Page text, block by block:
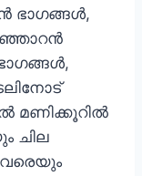
ഭാഗങ്ങൾ,
മണിക്കൂറിൽ
ചില
വരെയും